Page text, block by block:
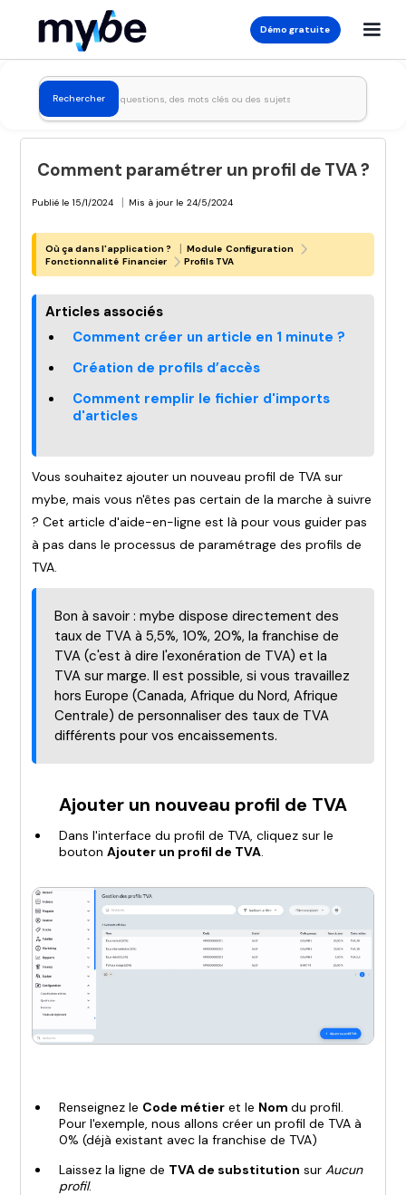
Démo gratuite
Comment paramétrer un profil de TVA ?
Publié le 15/1/2024 | Mis à jour le 24/5/2024
Où ça dans l'application ? | Module Configuration
Fonctionnalité Financier Profils TVA
Articles associés
Comment créer un article en 1 minute ?
Création de profils d’accès
Comment remplir le fichier d'imports
d'articles
Vous souhaitez ajouter un nouveau profil de TVA sur
mybe, mais vous n'êtes pas certain de la marche à suivre
? Cet article d'aide-en-ligne est là pour vous guider pas
à pas dans le processus de paramétrage des profils de
TVA.
Bon à savoir : mybe dispose directement des
taux de TVA à 5,5%, 10%, 20%, la franchise de
TVA (c'est à dire l'exonération de TVA) et la
TVA sur marge. Il est possible, si vous travaillez
hors Europe (Canada, Afrique du Nord, Afrique
Centrale) de personnaliser des taux de TVA
différents pour vos encaissements.
Ajouter un nouveau profil de TVA
Dans l'interface du profil de TVA, cliquez sur le
boutonAjouter un profil de TVA.
Renseignez le Code métier et le Nomdu profil.
Pour l'exemple, nous allons créer un profil de TVA à
0% (déjà existant avec la franchise de TVA)
Laissez la ligne de TVA de substitution surAucun
profil.